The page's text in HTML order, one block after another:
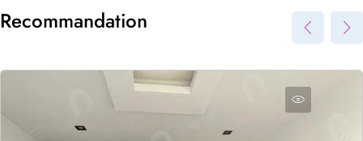
Envoyer
Recommandation